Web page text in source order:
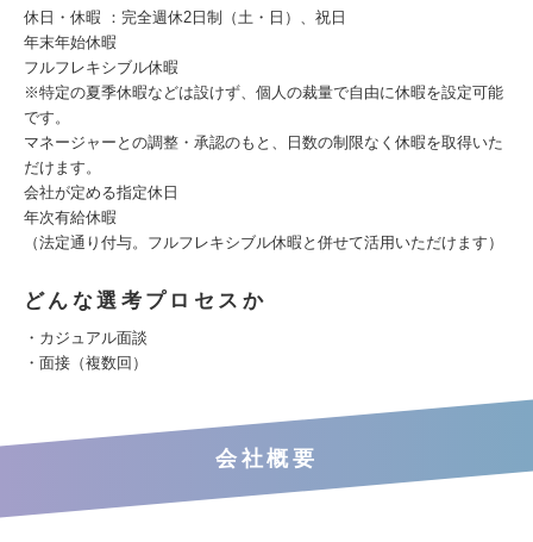
休日・休暇 ：完全週休2日制（土・日）、祝日
年末年始休暇
フルフレキシブル休暇
※特定の夏季休暇などは設けず、個人の裁量で自由に休暇を設定可能
です。
マネージャーとの調整・承認のもと、日数の制限なく休暇を取得いた
だけます。
会社が定める指定休日
年次有給休暇
（法定通り付与。フルフレキシブル休暇と併せて活用いただけます）
どんな選考プロセスか
・カジュアル面談
・面接（複数回）
会社概要